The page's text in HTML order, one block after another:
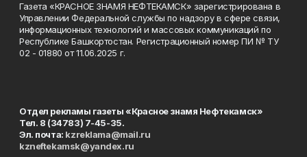
Газета «КРАСНОЕ ЗНАМЯ НЕФТЕКАМСК» зарегистрирована в
Управлении Федеральной службы по надзору в сфере связи,
информационных технологий и массовых коммуникаций по
Республике Башкортостан. Регистрационный номер ПИ № ТУ
02 - 01880 от 11.06.2025 г.
Отдел рекламы газеты «Красное знамя Нефтекамск»
Тел. 8 (34783) 7-45-35.
Эл. почта: kzreklama@mail.ru
kzneftekamsk@yandex.ru